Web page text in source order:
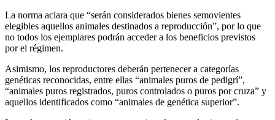
La norma aclara que “serán considerados bienes semovientes
elegibles aquellos animales destinados a reproducción”, por lo que
no todos los ejemplares podrán acceder a los beneficios previstos
por el régimen.
Asimismo, los reproductores deberán pertenecer a categorías
genéticas reconocidas, entre ellas “animales puros de pedigrí”,
“animales puros registrados, puros controlados o puros por cruza” y
aquellos identificados como “animales de genética superior”.